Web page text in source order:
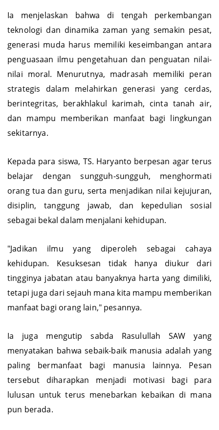
Ia menjelaskan bahwa di tengah perkembangan
teknologi dan dinamika zaman yang semakin pesat,
generasi muda harus memiliki keseimbangan antara
penguasaan ilmu pengetahuan dan penguatan nilai-
nilai moral. Menurutnya, madrasah memiliki peran
strategis dalam melahirkan generasi yang cerdas,
berintegritas, berakhlakul karimah, cinta tanah air,
dan mampu memberikan manfaat bagi lingkungan
Kepada para siswa, TS. Haryanto berpesan agar terus
belajar dengan sungguh-sungguh, menghormati
orang tua dan guru, serta menjadikan nilai kejujuran,
disiplin, tanggung jawab, dan kepedulian sosial
"Jadikan ilmu yang diperoleh sebagai cahaya
kehidupan. Kesuksesan tidak hanya diukur dari
tingginya jabatan atau banyaknya harta yang dimiliki,
tetapi juga dari sejauh mana kita mampu memberikan
Ia juga mengutip sabda Rasulullah SAW yang
menyatakan bahwa sebaik-baik manusia adalah yang
paling bermanfaat bagi manusia lainnya. Pesan
tersebut diharapkan menjadi motivasi bagi para
lulusan untuk terus menebarkan kebaikan di mana